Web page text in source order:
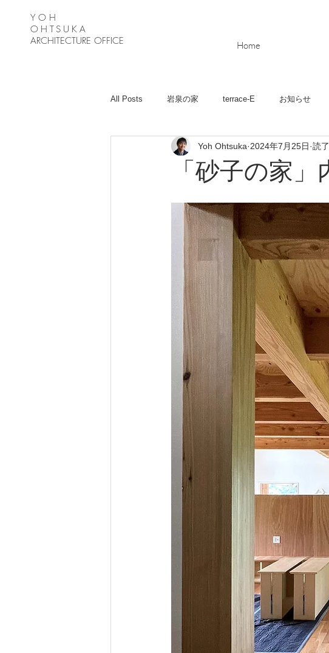
Y O H
OHTSUKA
ARCHITECTURE OFFICE
Home
All Posts 岩泉の家 terrace-E お知らせ
月が丘の家 Ｋ－Ｈouse 緑ヶ丘の家
「砂子の家
Yoh Ohtsuka 2024年7月25日 読